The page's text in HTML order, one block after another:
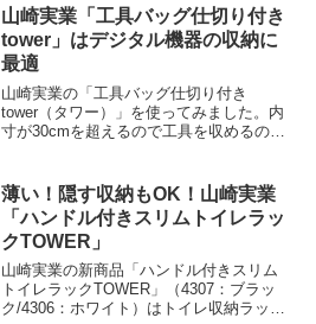
し分別ダストワゴン3分別TOWER。それ
以外も良いものばかりです。
山崎実業「工具バッグ仕切り付き
tower」はデジタル機器の収納に
最適
山崎実業の「工具バッグ仕切り付き
tower（タワー）」を使ってみました。内
寸が30cmを超えるので工具を収めるのに
ーSwitchを収納してみたところちょうど
良い感じでした。
薄い！隠す収納もOK！山崎実業
「ハンドル付きスリムトイレラッ
クTOWER」
山崎実業の新商品「ハンドル付きスリム
トイレラックTOWER」（4307：ブラッ
ク/4306：ホワイト）はトイレ収納ラック